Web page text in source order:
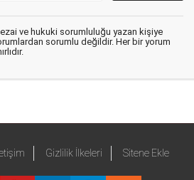
ve hukuki sorumluluğu yazan kişiye
sorumlu değildir. Her bir yorum
Gizlilik İlkeleri Sitene Ekle